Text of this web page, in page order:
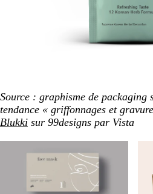
Source : graphisme de packaging
tendance « griffonnages et
Blukki sur 99designs par Vista